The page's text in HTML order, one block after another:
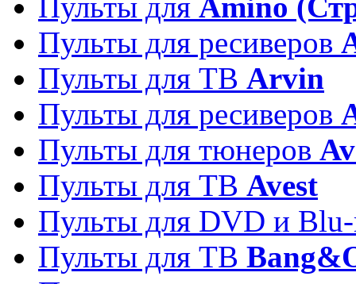
Пульты для ресиверов
Пульты для ТВ Arvin
Пульты для ресиверов
Пульты для тюнеров
Пульты для ТВ Avest
Пульты для DVD и
Пульты для ТВ